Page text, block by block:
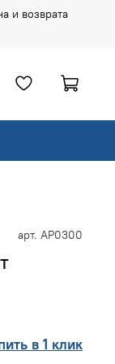
и возврата
арт. АР0300
в 1 клик